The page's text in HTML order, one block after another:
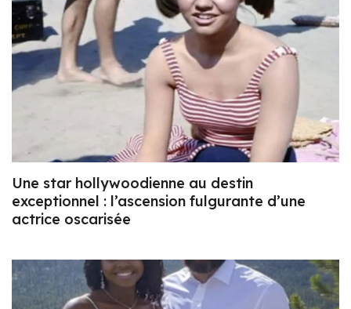
Une star hollywoodienne au destin
exceptionnel : l’ascension fulgurante d’une
actrice oscarisée